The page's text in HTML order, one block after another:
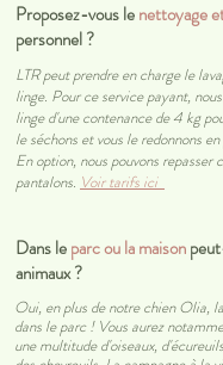
Proposez-vous lenettoyage
personnel ?
LTR peut prendre en charge le
linge. Pour ce service payant,
linge d'une contenance de 4 kg
le séchons et vous le redonnons
En option, nous pouvons
pantalons. Voir tarifs ici
Dans leparc ou la maison
animaux ?
Oui, en plus de notre chien Olia,
dans le parc ! Vous aurez
une multitude d'oiseaux,